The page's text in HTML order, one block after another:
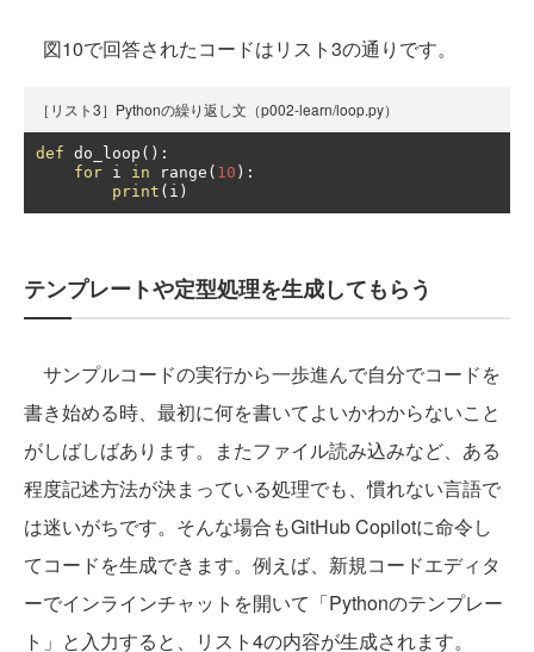
図10で回答されたコードはリスト3の通りです。
［リスト3］Pythonの繰り返し文（p002-learn/loop.py）
def do_loop ():
for i in range ( 10 ):
print ( i )
テンプレートや定型処理を生成してもらう
サンプルコードの実行から一歩進んで自分でコードを
書き始める時、最初に何を書いてよいかわからないこと
がしばしばあります。またファイル読み込みなど、ある
程度記述方法が決まっている処理でも、慣れない言語で
は迷いがちです。そんな場合もGitHub Copilotに命令し
てコードを生成できます。例えば、新規コードエディタ
ーでインラインチャットを開いて「Pythonのテンプレー
ト」と入力すると、リスト4の内容が生成されます。